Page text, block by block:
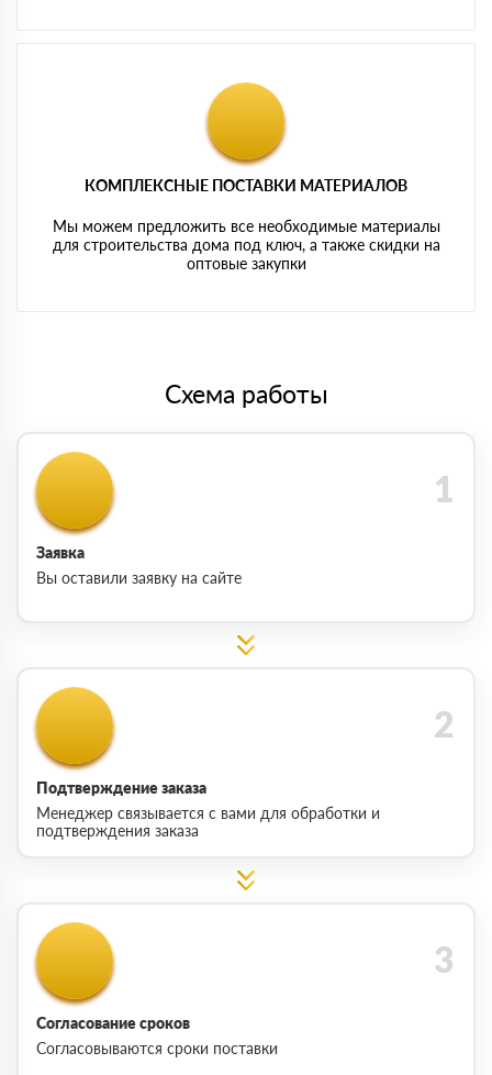
КОМПЛЕКСНЫЕ ПОСТАВКИ МАТЕРИАЛОВ
Мы можем предложить все необходимые материалы
для строительства дома под ключ, а также скидки на
оптовые закупки
Схема работы
Заявка
Вы оставили заявку на сайте
Подтверждение заказа
Менеджер связывается с вами для обработки и
подтверждения заказа
Согласование сроков
Согласовываются сроки поставки